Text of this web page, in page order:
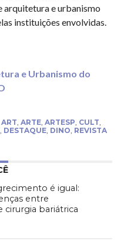
arquitetura e urbanismo
instituições envolvidas.
e Urbanismo do
ART ARTE, ARTESP CULT
DESTAQUE, DINO REVISTA
é igual:
entre
cirurgia bariátrica